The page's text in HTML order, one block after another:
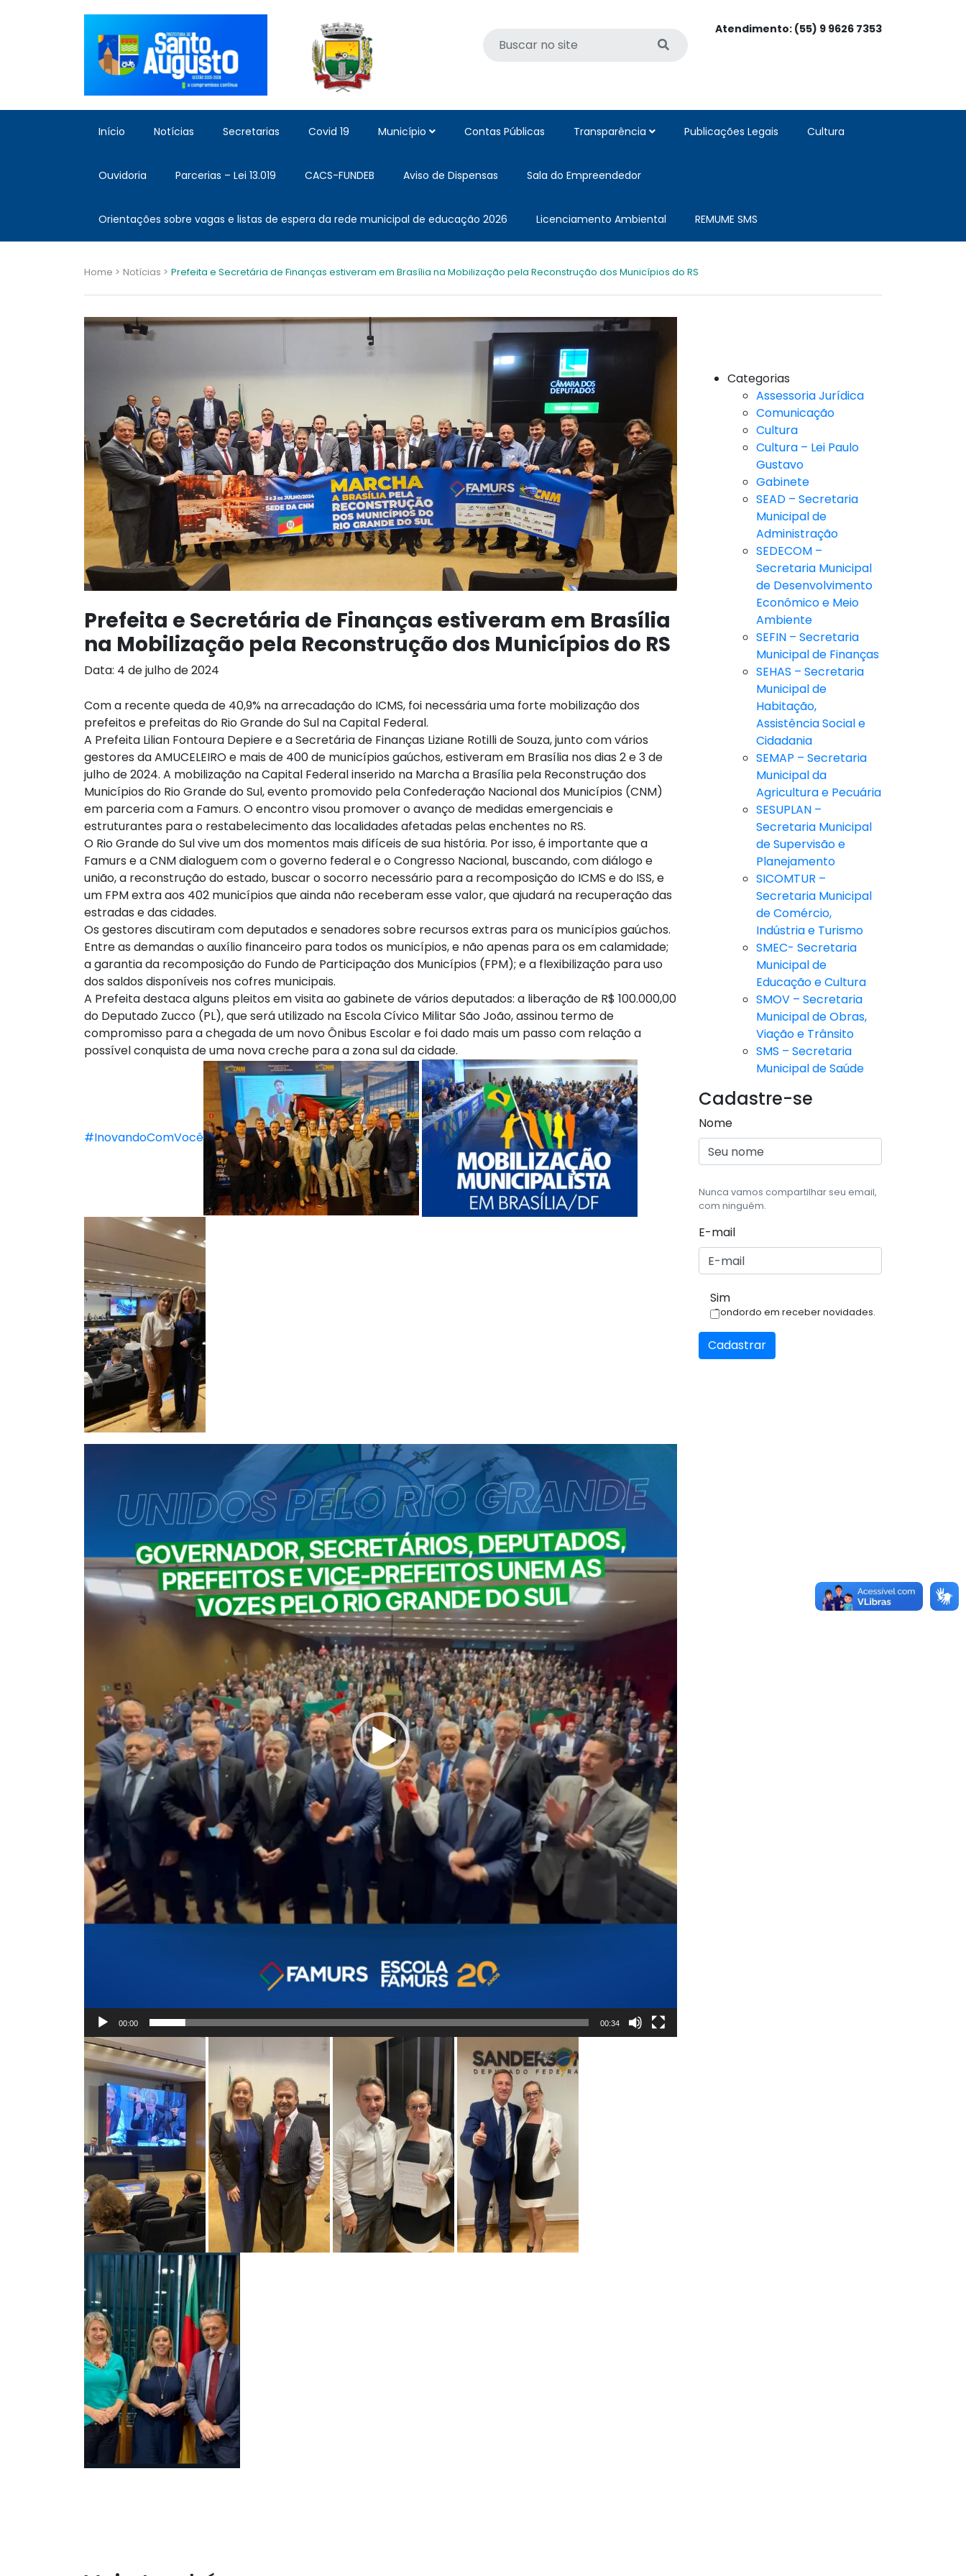
Atendimento: (55) 9 9626 7353
Início Notícias Secretarias Covid 19 Município Contas Públicas Transparência Publicações Legais Cultura
Ouvidoria Parcerias – Lei 13.019 CACS-FUNDEB Aviso de Dispensas Sala do Empreendedor
Orientações sobre vagas e listas de espera da rede municipal de educação 2026 Licenciamento Ambiental REMUME SMS
Home > Notícias > Prefeita e Secretária de Finanças estiveram em Brasília na Mobilização pela Reconstrução dos Municípios do RS
Prefeita e Secretária de Finanças estiveram em Brasília
na Mobilização pela Reconstrução dos Municípios do RS
Data: 4 de julho de 2024
Com a recente queda de 40,9% na arrecadação do ICMS, foi necessária uma forte mobilização dos
prefeitos e prefeitas do Rio Grande do Sul na Capital Federal.
A Prefeita Lilian Fontoura Depiere e a Secretária de Finanças Liziane Rotilli de Souza, junto com vários
gestores da AMUCELEIRO e mais de 400 de municípios gaúchos, estiveram em Brasília nos dias 2 e 3 de
julho de 2024. A mobilização na Capital Federal inserido na Marcha a Brasília pela Reconstrução dos
Municípios do Rio Grande do Sul, evento promovido pela Confederação Nacional dos Municípios (CNM)
em parceria com a Famurs. O encontro visou promover o avanço de medidas emergenciais e
estruturantes para o restabelecimento das localidades afetadas pelas enchentes no RS.
O Rio Grande do Sul vive um dos momentos mais difíceis de sua história. Por isso, é importante que a
Famurs e a CNM dialoguem com o governo federal e o Congresso Nacional, buscando, com diálogo e
união, a reconstrução do estado, buscar o socorro necessário para a recomposição do ICMS e do ISS, e
um FPM extra aos 402 municípios que ainda não receberam esse valor, que ajudará na recuperação das
estradas e das cidades.
Os gestores discutiram com deputados e senadores sobre recursos extras para os municípios gaúchos.
Entre as demandas o auxílio financeiro para todos os municípios, e não apenas para os em calamidade;
a garantia da recomposição do Fundo de Participação dos Municípios (FPM); e a flexibilização para uso
dos saldos disponíveis nos cofres municipais.
A Prefeita destaca alguns pleitos em visita ao gabinete de vários deputados: a liberação de R$ 100.000,00
do Deputado Zucco (PL), que será utilizado na Escola Cívico Militar São João, assinou termo de
compromisso para a chegada de um novo Ônibus Escolar e foi dado mais um passo com relação a
possível conquista de uma nova creche para a zona sul da cidade.
#InovandoComVocê
00:00 00:34
Categorias
Assessoria Jurídica
Comunicação
Cultura
Cultura – Lei Paulo
Gustavo
Gabinete
SEAD – Secretaria
Municipal de
Administração
SEDECOM –
Secretaria Municipal
de Desenvolvimento
Econômico e Meio
Ambiente
SEFIN – Secretaria
Municipal de Finanças
SEHAS – Secretaria
Municipal de
Habitação,
Assistência Social e
Cidadania
SEMAP – Secretaria
Municipal da
Agricultura e Pecuária
SESUPLAN –
Secretaria Municipal
de Supervisão e
Planejamento
SICOMTUR –
Secretaria Municipal
de Comércio,
Indústria e Turismo
SMEC- Secretaria
Municipal de
Educação e Cultura
SMOV – Secretaria
Municipal de Obras,
Viação e Trânsito
SMS – Secretaria
Municipal de Saúde
Cadastre-se
Nome
Nunca vamos compartilhar seu email,
com ninguém.
E-mail
Sim
Condordo em receber novidades.
Cadastrar